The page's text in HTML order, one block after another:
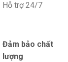
Hỗ trợ 24/7
Đảm bảo chất
lượng